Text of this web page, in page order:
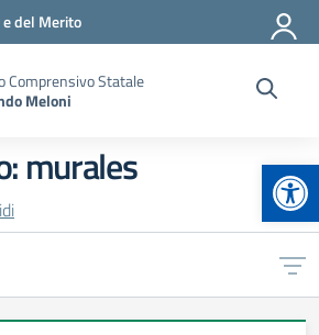
del Merito
Comprensivo Statale
Meloni
murales